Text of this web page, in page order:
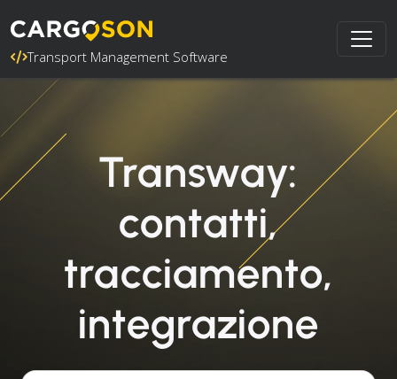
Transport Management Software
Transway:
contatti,
tracciamento,
integrazione